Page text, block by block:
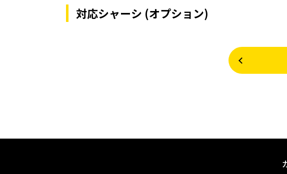
対応シャーシ (オプション)